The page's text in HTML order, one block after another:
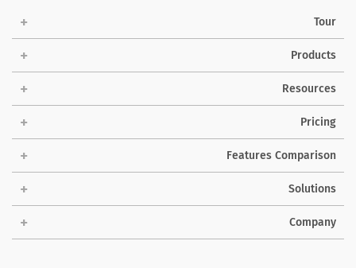
Tour
Products
Resources
Pricing
Features Comparison
Solutions
Company